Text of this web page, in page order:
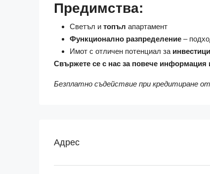
Предимства:
Светъл и топъл апартамент
Функционално разпределение –
Имот с отличен потенциал за
Свържете се с нас за повече информация
Безплатно съдействие при кредитиране
Адрес